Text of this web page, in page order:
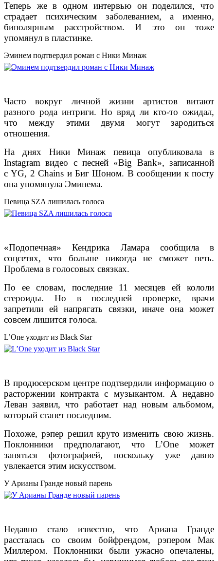
Теперь же в одном интервью он поделился, что
страдает психическим заболеванием, а именно,
биполярным расстройством. И это он тоже
упомянул в пластинке.
Эминем подтвердил роман с Ники Минаж
Часто вокруг личной жизни артистов витают
разного рода интриги. Но вряд ли кто-то ожидал,
что между этими двумя могут зародиться
отношения.
На днях Ники Минаж певица опубликовала в
Instagram видео с песней «Big Bank», записанной
с YG, 2 Chains и Биг Шоном. В сообщении к посту
она упомянула Эминема.
Певица SZA лишилась голоса
«Подопечная» Кендрика Ламара сообщила в
соцсетях, что больше никогда не сможет петь.
Проблема в голосовых связках.
По ее словам, последние 11 месяцев ей кололи
стероиды. Но в последней проверке, врачи
запретили ей напрягать связки, иначе она может
совсем лишится голоса.
L’One уходит из Black Star
В продюсерском центре подтвердили информацию о
расторжении контракта с музыкантом. А недавно
Леван заявил, что работает над новым альбомом,
который станет последним.
Похоже, рэпер решил круто изменить свою жизнь.
Поклонники предполагают, что L’One может
заняться фотографией, поскольку уже давно
увлекается этим искусством.
У Арианы Гранде новый парень
Недавно стало известно, что Ариана Гранде
рассталась со своим бойфрендом, рэпером Мак
Миллером. Поклонники были ужасно опечалены,